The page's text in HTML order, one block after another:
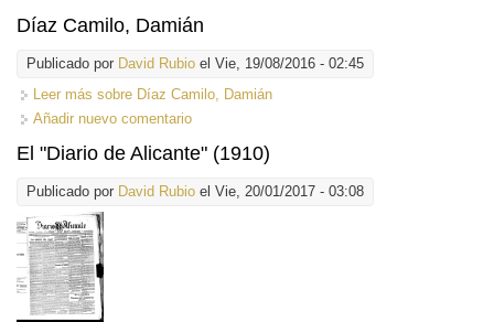
Díaz Camilo, Damián
Publicado por David Rubio el Vie, 19/08/2016 - 02:45
Leer más sobre Díaz Camilo, Damián
Añadir nuevo comentario
El "Diario de Alicante" (1910)
Publicado por David Rubio el Vie, 20/01/2017 - 03:08